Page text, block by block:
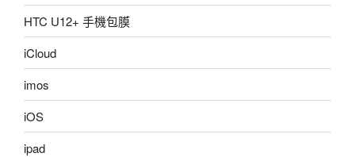
HTC U12+ 手機包膜
iCloud
imos
iOS
ipad